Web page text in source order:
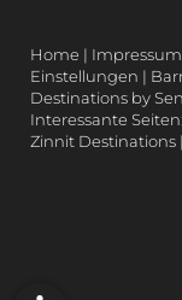
Home | Impressum
Einstellungen |
Destinations by
Interessante Seiten:
Zinnit Destinations |